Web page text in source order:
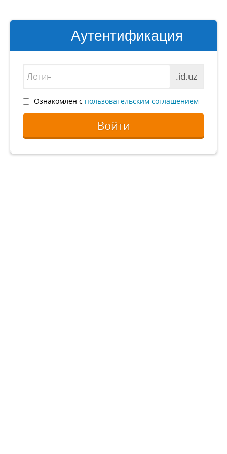
Аутентификация
.id.uz
Ознакомлен с пользовательским соглашением
Войти